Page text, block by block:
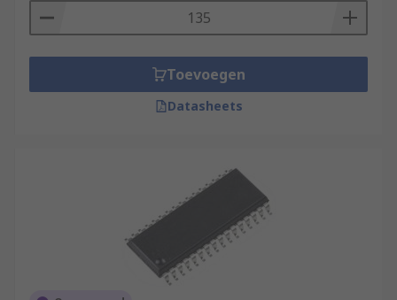
Toevoegen
Datasheets